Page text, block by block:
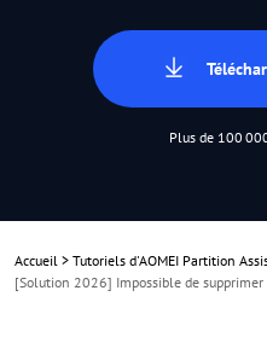
Plus de 100
Accueil > Tutoriels d'AOMEI Partition
[Solution 2026] Impossible de